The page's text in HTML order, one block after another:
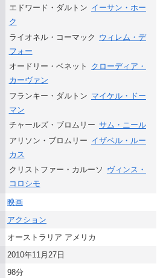
エドワード・ダルトン イーサン・ホー
ク
ライオネル・コーマック ウィレム・デ
フォー
オードリー・ベネット
クローディア・
カーヴァン
フランキー・ダルトン マイケル・ドー
マン
チャールズ・ブロムリー サム・ニール
アリソン・ブロムリー イザベル・ルー
カス
クリストファー・カルーソ ヴィンス・
コロシモ
映画
アクション
オーストラリア アメリカ
2010年11月27日
98分